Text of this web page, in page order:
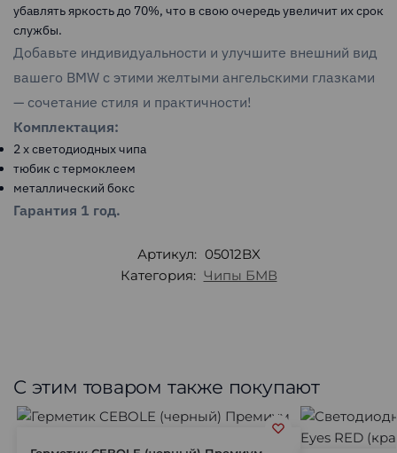
убавлять яркость до 70%, что в свою очередь увеличит их срок
службы.
Добавьте индивидуальности и улучшите внешний вид
вашего BMW с этими желтыми ангельскими глазками
— сочетание стиля и практичности!
Комплектация:
2 х светодиодных чипа
тюбик с термоклеем
металлический бокс
Гарантия 1 год.
Артикул: 05012BX
Категория: Чипы БМВ
С этим товаром также покупают